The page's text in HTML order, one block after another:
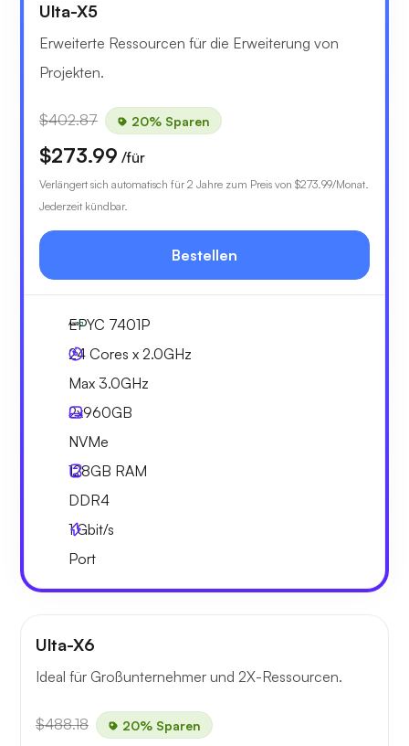
Ulta-X5
Erweiterte Ressourcen für die Erweiterung von
Projekten.
$402.87 20% Sparen
$273.99 /für
Verlängert sich automatisch für 2 Jahre zum Preis von $273.99/Monat.
Jederzeit kündbar.
Bestellen
EPYC 7401P
24 Cores x 2.0GHz
Max 3.0GHz
2x960GB
NVMe
128GB RAM
DDR4
1Gbit/s
Port
Ulta-X6
Ideal für Großunternehmer und 2X-Ressourcen.
$488.18 20% Sparen